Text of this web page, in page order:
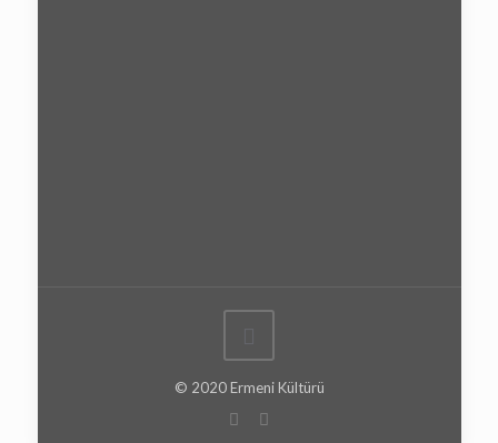
© 2020 Ermeni Kültürü